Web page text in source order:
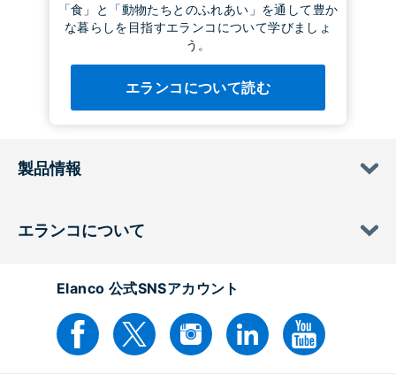
「食」と「動物たちとのふれあい」を通して豊か
な暮らしを目指すエランコについて学びましょ
う。
エランコについて読む
製品情報
エランコについて
Elanco 公式SNSアカウント